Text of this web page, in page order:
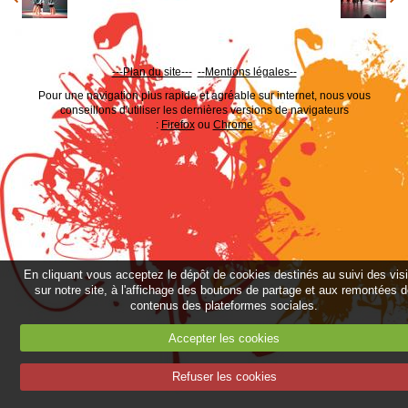
---Plan du site--- --Mentions légales--
Pour une navigation plus rapide et agréable sur internet, nous vous
conseillons d'utiliser les dernières versions de navigateurs
: Firefoxou Chrome
En cliquant vous acceptez le dépôt de cookies destinés au suivi des
sur notre site, à l'affichage des boutons de partage et aux remontées
contenus des plateformes sociales.
Accepter les cookies
Refuser les cookies